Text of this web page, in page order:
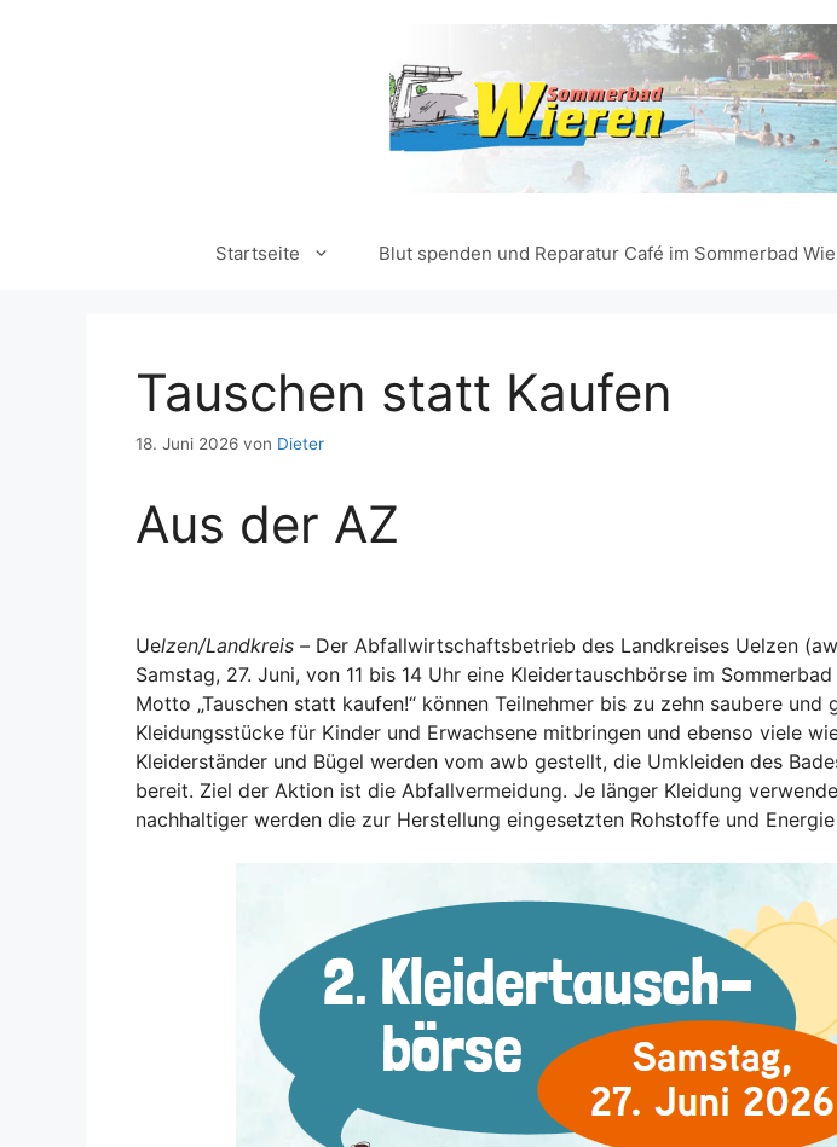
Startseite Blut spenden und Reparatur Café im Sommerbad
Tauschen statt Kaufen
18. Juni 2026 von Dieter
Aus der AZ
Uelzen/Landkreis – Der Abfallwirtschaftsbetrieb des Landkreises Uelzen
Samstag, 27. Juni, von 11 bis 14 Uhr eine Kleidertauschbörse im
Motto „Tauschen statt kaufen!“ können Teilnehmer bis zu zehn saubere und
Kleidungsstücke für Kinder und Erwachsene mitbringen und ebenso viele
Kleiderständer und Bügel werden vom awb gestellt, die Umkleiden des
bereit. Ziel der Aktion ist die Abfallvermeidung. Je länger Kleidung
nachhaltiger werden die zur Herstellung eingesetzten Rohstoffe und